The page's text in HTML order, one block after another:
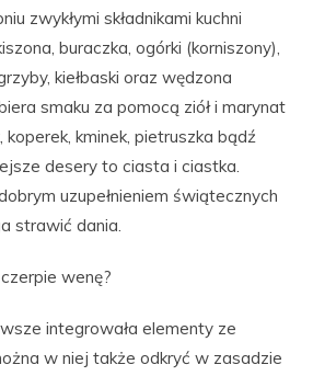
zwykłymi składnikami kuchni
buraczka, ogórki (korniszony),
kiełbaski oraz wędzona
smaku za pomocą ziół i marynat
kminek, pietruszka bądź
desery to ciasta i ciastka.
uzupełnieniem świątecznych
strawić dania.
wenę?
integrowała elementy ze
w niej także odkryć w zasadzie